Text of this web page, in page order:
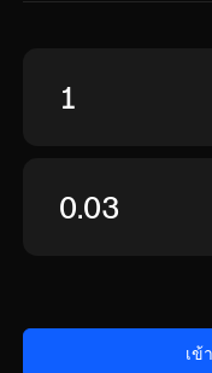
เข้